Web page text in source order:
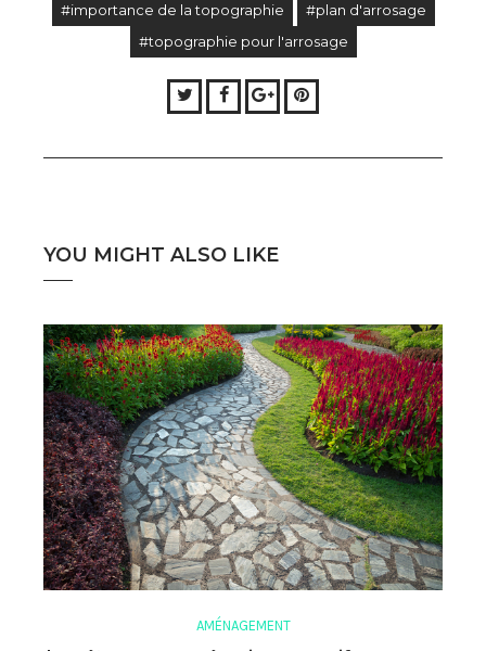
#importance de la topographie
#plan d'arrosage
#topographie pour l'arrosage
TwitterFacebook
Google+Pinterest
YOU MIGHT ALSO LIKE
AMÉNAGEMENT